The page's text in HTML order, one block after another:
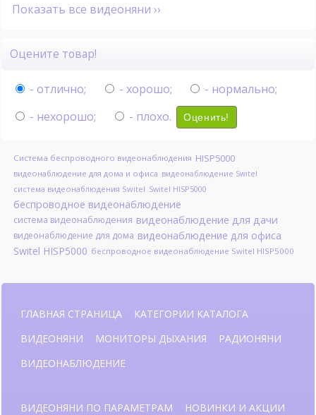
Показать все видеоняни ››
Оцените товар!
- отлично; - хорошо;
- нормально;
- нехорошо;
- плохо. Оценить!
Система беспроводного видеонаблюдения HISP5000
видеонаблюдение для дома и офиса видеонаблюдение Switel
система видеонаблюдения Switel Switel HISP5000
беспроводное видеонаблюдение
система видеонаблюдения видеонаблюдение для дачи
видеонаблюдение для дома видеонаблюдение для офиса
Switel HISP5000 беспроводное видеонаблюдение Switel HISP5000
ГЛАВНАЯ СТРАНИЦА
КАТЕГОРИИ КАТАЛОГА
ВИДЕОНЯНИ
МОНИТОРЫ ДЫХАНИЯ
РАДИОНЯНИ
ВИДЕОНАБЛЮДЕНИЕ
ВИДЕОНЯНИ ПО ПАРАМЕТРАМ
НОВИНКИ И АКЦИИ